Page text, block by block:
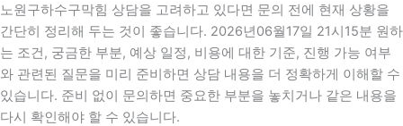
노원구하수구막힘 상담을 고려하고 있다면 문의 전에 현재 상황을
간단히 정리해 두는 것이 좋습니다. 2026년06월17일 21시15분 원하
는 조건, 궁금한 부분, 예상 일정, 비용에 대한 기준, 진행 가능 여부
와 관련된 질문을 미리 준비하면 상담 내용을 더 정확하게 이해할 수
있습니다. 준비 없이 문의하면 중요한 부분을 놓치거나 같은 내용을
다시 확인해야 할 수 있습니다.